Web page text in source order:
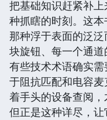
把基础知识赶紧补
种抓瞎的时刻。这
那种浮于表面的泛
块旋钮、每一个通道
有些技术术语确实
于阻抗匹配和电容
着手头的设备查阅，
但正是这种详尽，让